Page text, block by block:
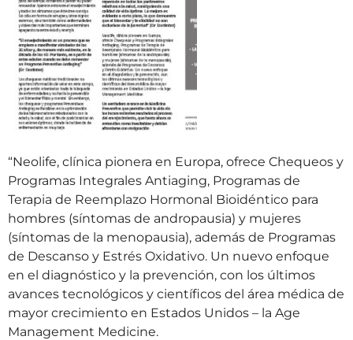
“Neolife, clínica pionera en Europa, ofrece Chequeos y
Programas Integrales Antiaging, Programas de
Terapia de Reemplazo Hormonal Bioidéntico para
hombres (síntomas de andropausia) y mujeres
(síntomas de la menopausia), además de Programas
de Descanso y Estrés Oxidativo. Un nuevo enfoque
en el diagnóstico y la prevención, con los últimos
avances tecnológicos y científicos del área médica de
mayor crecimiento en Estados Unidos – la Age
Management Medicine.